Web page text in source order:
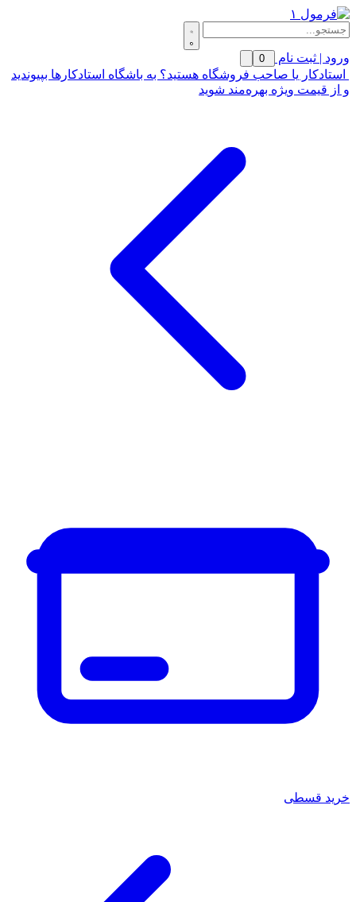
ورود | ثبت نام 0
استادکار یا صاحب فروشگاه هستید؟ به باشگاه استادکارها بپیوندید
و از قیمت ویژه بهره‌مند شوید
خرید قسطی